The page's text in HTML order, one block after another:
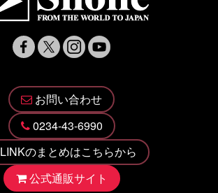
お問い合わせ
0234-43-6990
LINKのまとめはこちらから
公式通販サイト